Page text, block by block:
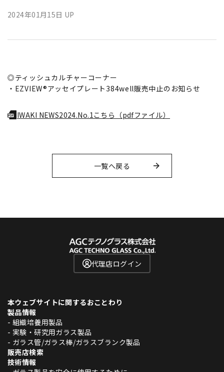
2024年01月15日 UP
◎ティッシュカルチャーコーナー
・EZVIEW®アッセイプレート384well販売中止のお知らせ
IWAKI NEWS2024.No.1こちら（pdfファイル）
一覧へ戻る
代理店ログイン
本ウェブサイトに関するおことわり
製品情報
- 組織培養用製品
- 実験・研究用ガラス製品
- ガラス管/ガラス棒/ガラスブランク製品
販売店検索
技術情報